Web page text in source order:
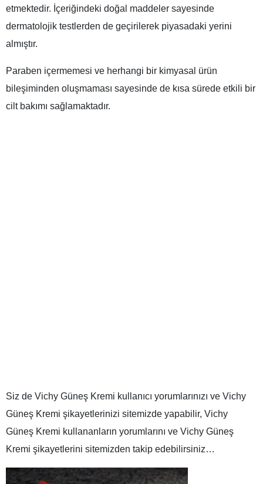
etmektedir. İçeriğindeki doğal maddeler sayesinde
dermatolojik testlerden de geçirilerek piyasadaki yerini
almıştır.
Paraben içermemesi ve herhangi bir kimyasal ürün
bileşiminden oluşmaması sayesinde de kısa sürede etkili bir
cilt bakımı sağlamaktadır.
Siz de Vichy Güneş Kremi kullanıcı yorumlarınızı ve Vichy
Güneş Kremi şikayetlerinizi sitemizde yapabilir, Vichy
Güneş Kremi kullananların yorumlarını ve Vichy Güneş
Kremi şikayetlerini sitemizden takip edebilirsiniz…